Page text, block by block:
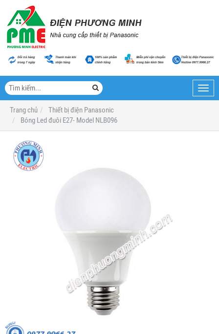
Trang chủ
Thiết bị điện Panasonic
Bóng Led đuôi E27- Model NLB096